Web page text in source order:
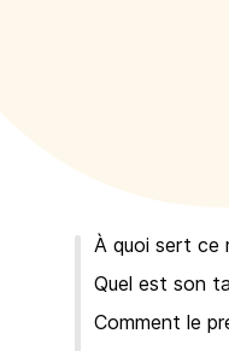
À quoi sert ce
Quel est son
Comment le